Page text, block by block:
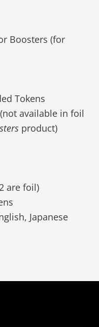
Boosters (for
Tokens
available in foil
product)
are foil)
Japanese